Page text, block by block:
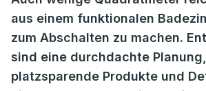
aus einem funktionalen
zum Abschalten zu machen.
sind eine durchdachte Planung,
platzsparende Produkte und